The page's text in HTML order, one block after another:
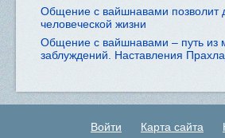
Общение с вайшнавами позволит
человеческой жизни
Общение с вайшнавами – путь из
заблуждений. Наставления
Войти Карта сайта